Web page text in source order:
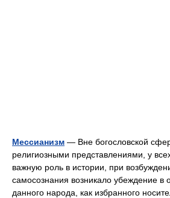
Мессианизм — Вне богословской
религиозными представлениями, у
важную роль в истории, при
самосознания возникало убеждение
данного народа, как избранного